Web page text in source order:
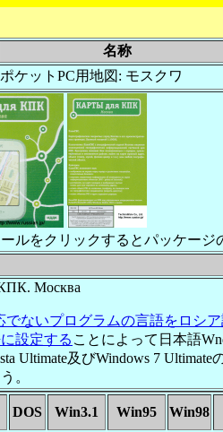
名称
ポケットPC用地図: モスクワ
ールをクリックするとパッケー
Москва
でないプログラムの言語をロシ
設定する ことによって日本語
Ultimate及びWindows 7 Ultimate
。
DOS Win3.1 Win95
Win98